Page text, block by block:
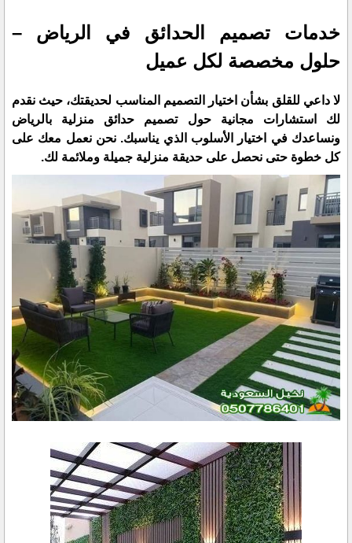
خدمات تصميم الحدائق في الرياض –
حلول مخصصة لكل عميل
لا داعي للقلق بشأن اختيار التصميم المناسب لحديقتك، حيث نقدم
لك استشارات مجانية حول تصميم حدائق منزلية بالرياض
ونساعدك في اختيار الأسلوب الذي يناسبك. نحن نعمل معك على
كل خطوة حتى نحصل على حديقة منزلية جميلة وملائمة لك.